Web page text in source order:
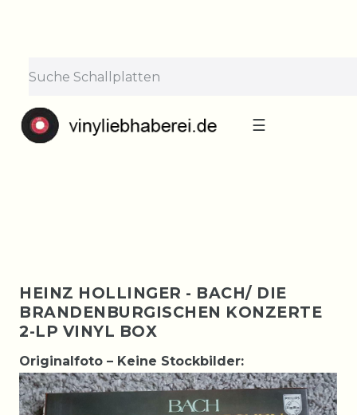
Bestellungen nehmen wir gerne entgegen —
der Versand startet wieder ab Montag, 31.
☰
HEINZ HOLLINGER - BACH/ DIE
BRANDENBURGISCHEN KONZERTE
2-LP VINYL BOX
Originalfoto – Keine Stockbilder: